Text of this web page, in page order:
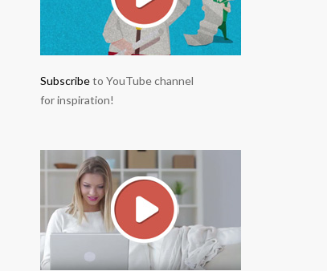
Subscribeto YouTube channel
for inspiration!